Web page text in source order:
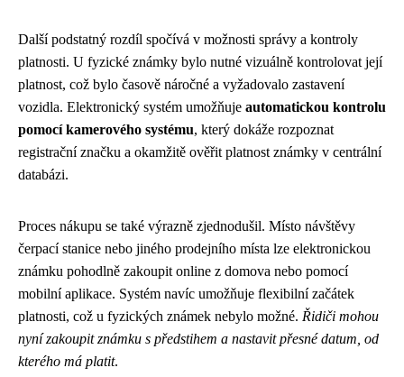
Další podstatný rozdíl spočívá v možnosti správy a kontroly
platnosti. U fyzické známky bylo nutné vizuálně kontrolovat její
platnost, což bylo časově náročné a vyžadovalo zastavení
vozidla. Elektronický systém umožňuje automatickou kontrolu
pomocí kamerového systému, který dokáže rozpoznat
registrační značku a okamžitě ověřit platnost známky v centrální
databázi.
Proces nákupu se také výrazně zjednodušil. Místo návštěvy
čerpací stanice nebo jiného prodejního místa lze elektronickou
známku pohodlně zakoupit online z domova nebo pomocí
mobilní aplikace. Systém navíc umožňuje flexibilní začátek
platnosti, což u fyzických známek nebylo možné. Řidiči mohou
nyní zakoupit známku s předstihem a nastavit přesné datum, od
kterého má platit.